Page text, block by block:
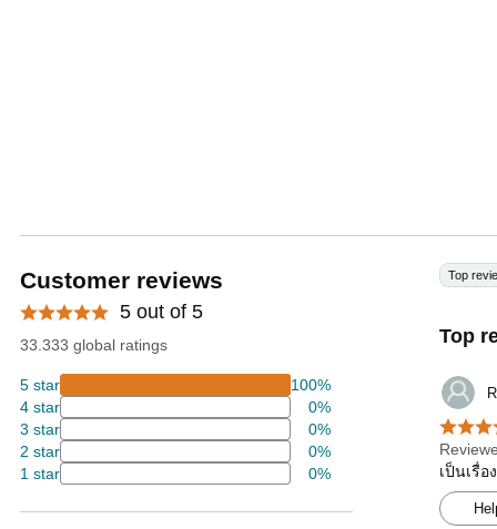
Customer reviews
5 out of 5
33.333 global ratings
5 star
100%
4 star
0%
3 star
0%
2 star
0%
1 star
0%
Top
Top
เป็นเรื่